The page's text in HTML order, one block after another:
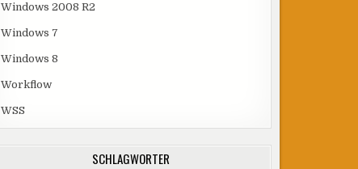
Windows 2008 R2
Windows 7
Windows 8
Workflow
WSS
SCHLAGWÖRTER